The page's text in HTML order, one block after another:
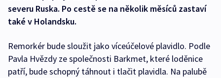
severu Ruska. Po cestě se na několik měsíců zastaví
také v Holandsku.
Remorkér bude sloužit jako víceúčelové plavidlo. Podle
Pavla Hvězdy ze společnosti Barkmet, které loděnice
patří, bude schopný táhnout i tlačit plavidla. Na palubě